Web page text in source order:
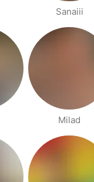
Sanaiii
Milad